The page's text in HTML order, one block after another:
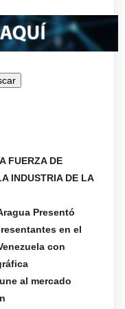
FUERZA DE
INDUSTRIA DE LA
Presentó
en el
con
al mercado